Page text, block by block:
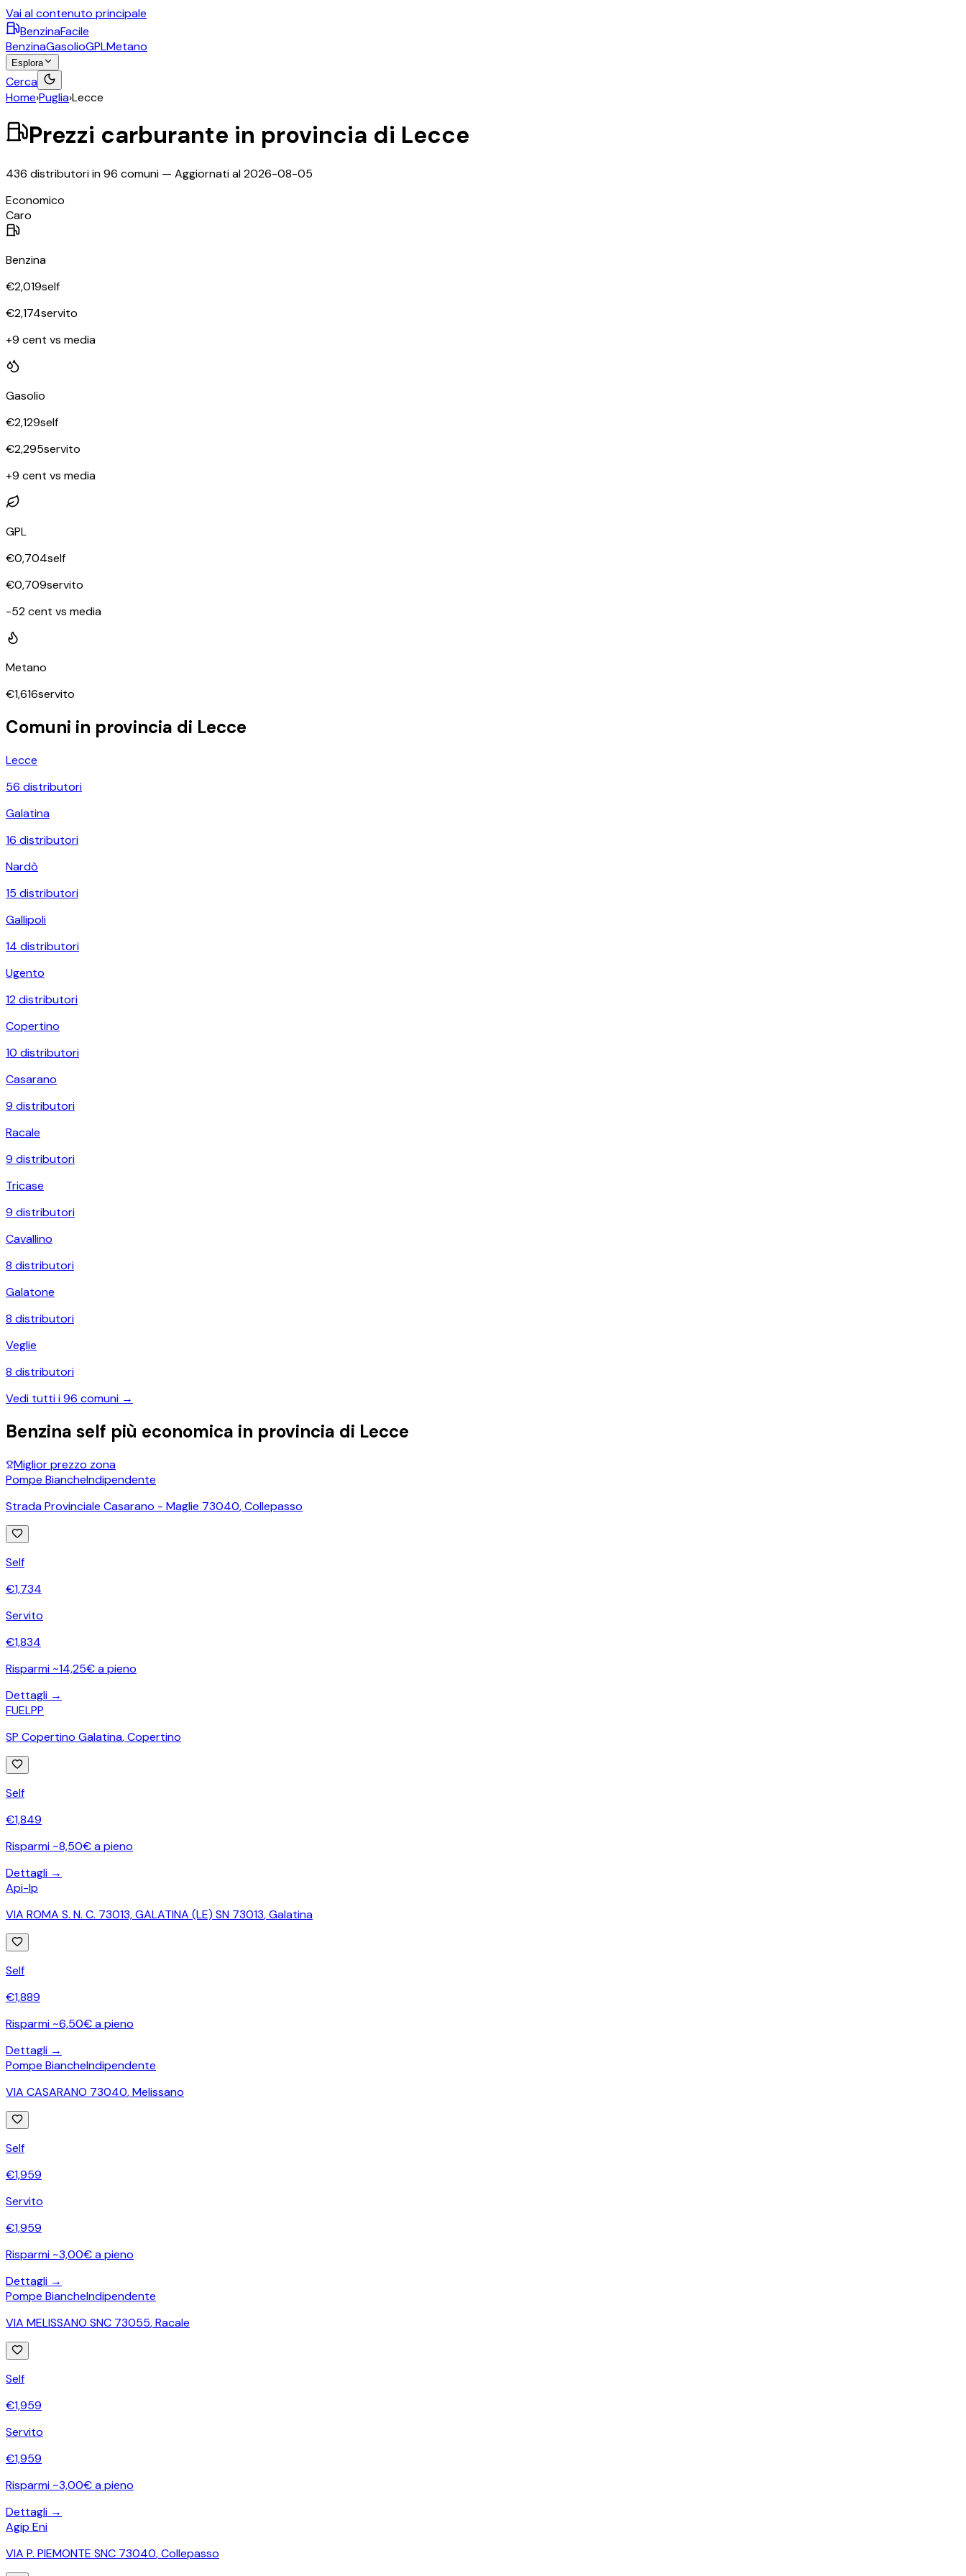
Vai al contenuto principale
BenzinaFacile
BenzinaGasolioGPLMetano
Esplora
Cerca
Home›Puglia›Lecce
Prezzi carburante in provincia di Lecce
436 distributori in96 comuni — Aggiornati al2026-08-05
Economico
Caro
Benzina
€2,019self
€2,174servito
+9 cent vs media
Gasolio
€2,129self
€2,295servito
+9 cent vs media
GPL
€0,704self
€0,709servito
-52 cent vs media
Metano
€1,616servito
Comuni in provincia di Lecce
Lecce
56 distributori
Galatina
16 distributori
Nardò
15 distributori
Gallipoli
14 distributori
Ugento
12distributori
Copertino
10 distributori
Casarano
9 distributori
Racale
9 distributori
Tricase
9 distributori
Cavallino
8 distributori
Galatone
8 distributori
Veglie
8 distributori
Vedi tutti i96 comuni →
Benzina self più economica in provincia di Lecce
Miglior prezzo zona
Pompe BiancheIndipendente
Strada Provinciale Casarano - Maglie 73040,Collepasso
Self
€1,734
Servito
€1,834
Risparmi ~14,25€ a pieno
Dettagli →
FUELPP
SP Copertino Galatina,Copertino
Self
€1,849
Risparmi ~8,50€ a pieno
Dettagli →
Api-Ip
VIA ROMA S. N. C. 73013, GALATINA (LE) SN 73013,Galatina
Self
€1,889
Risparmi ~6,50€ a pieno
Dettagli →
Pompe BiancheIndipendente
VIA CASARANO 73040,Melissano
Self
€1,959
Servito
€1,959
Risparmi ~3,00€ a pieno
Dettagli →
Pompe BiancheIndipendente
VIA MELISSANO SNC 73055,Racale
Self
€1,959
Servito
€1,959
Risparmi ~3,00€ a pieno
Dettagli →
Agip Eni
VIA P. PIEMONTE SNC 73040,Collepasso